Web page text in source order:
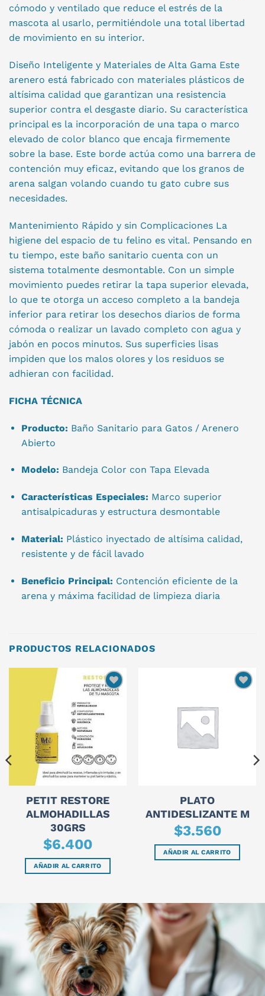
cómodo y ventilado que reduce el estrés de la
mascota al usarlo, permitiéndole una total libertad
de movimiento en su interior.
Diseño Inteligente y Materiales de Alta Gama Este
arenero está fabricado con materiales plásticos de
altísima calidad que garantizan una resistencia
superior contra el desgaste diario. Su característica
principal es la incorporación de una tapa o marco
elevado de color blanco que encaja firmemente
sobre la base. Este borde actúa como una barrera de
contención muy eficaz, evitando que los granos de
arena salgan volando cuando tu gato cubre sus
necesidades.
Mantenimiento Rápido y sin Complicaciones La
higiene del espacio de tu felino es vital. Pensando en
tu tiempo, este baño sanitario cuenta con un
sistema totalmente desmontable. Con un simple
movimiento puedes retirar la tapa superior elevada,
lo que te otorga un acceso completo a la bandeja
inferior para retirar los desechos diarios de forma
cómoda o realizar un lavado completo con agua y
jabón en pocos minutos. Sus superficies lisas
impiden que los malos olores y los residuos se
adhieran con facilidad.
FICHA TÉCNICA
Producto: Baño Sanitario para Gatos / Arenero
Abierto
Modelo: Bandeja Color con Tapa Elevada
Características Especiales: Marco superior
antisalpicaduras y estructura desmontable
Material: Plástico inyectado de altísima calidad,
resistente y de fácil lavado
Beneficio Principal: Contención eficiente de la
arena y máxima facilidad de limpieza diaria
PRODUCTOS RELACIONADOS
PETIT RESTORE
ALMOHADILLAS
30GRS
$6.400
AÑADIR AL CARRITO
PLATO
ANTIDESLIZANTE M
$3.560
AÑADIR AL CARRITO